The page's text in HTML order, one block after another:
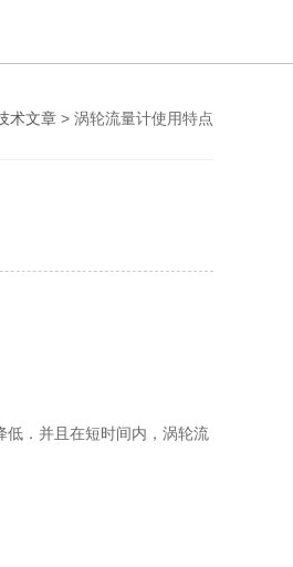
术文章 > 涡轮流量计使用特点
．并且在短时间内，涡轮流